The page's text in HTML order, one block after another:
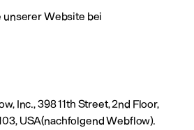
unserer Website bei
Inc., 398 11th Street, 2nd Floor,
USA(nachfolgend Webflow).